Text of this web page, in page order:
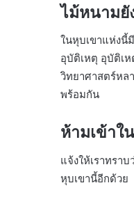
ไม้หนามยั
ในหุบเขาแห่งนี้
อุบัติเหตุ อุบัติเ
วิทยาศาสตร์หล
พร้อมกัน
ห้ามเข้าใ
แจ้งให้เราทรา
หุบเขานี้อีกด้วย